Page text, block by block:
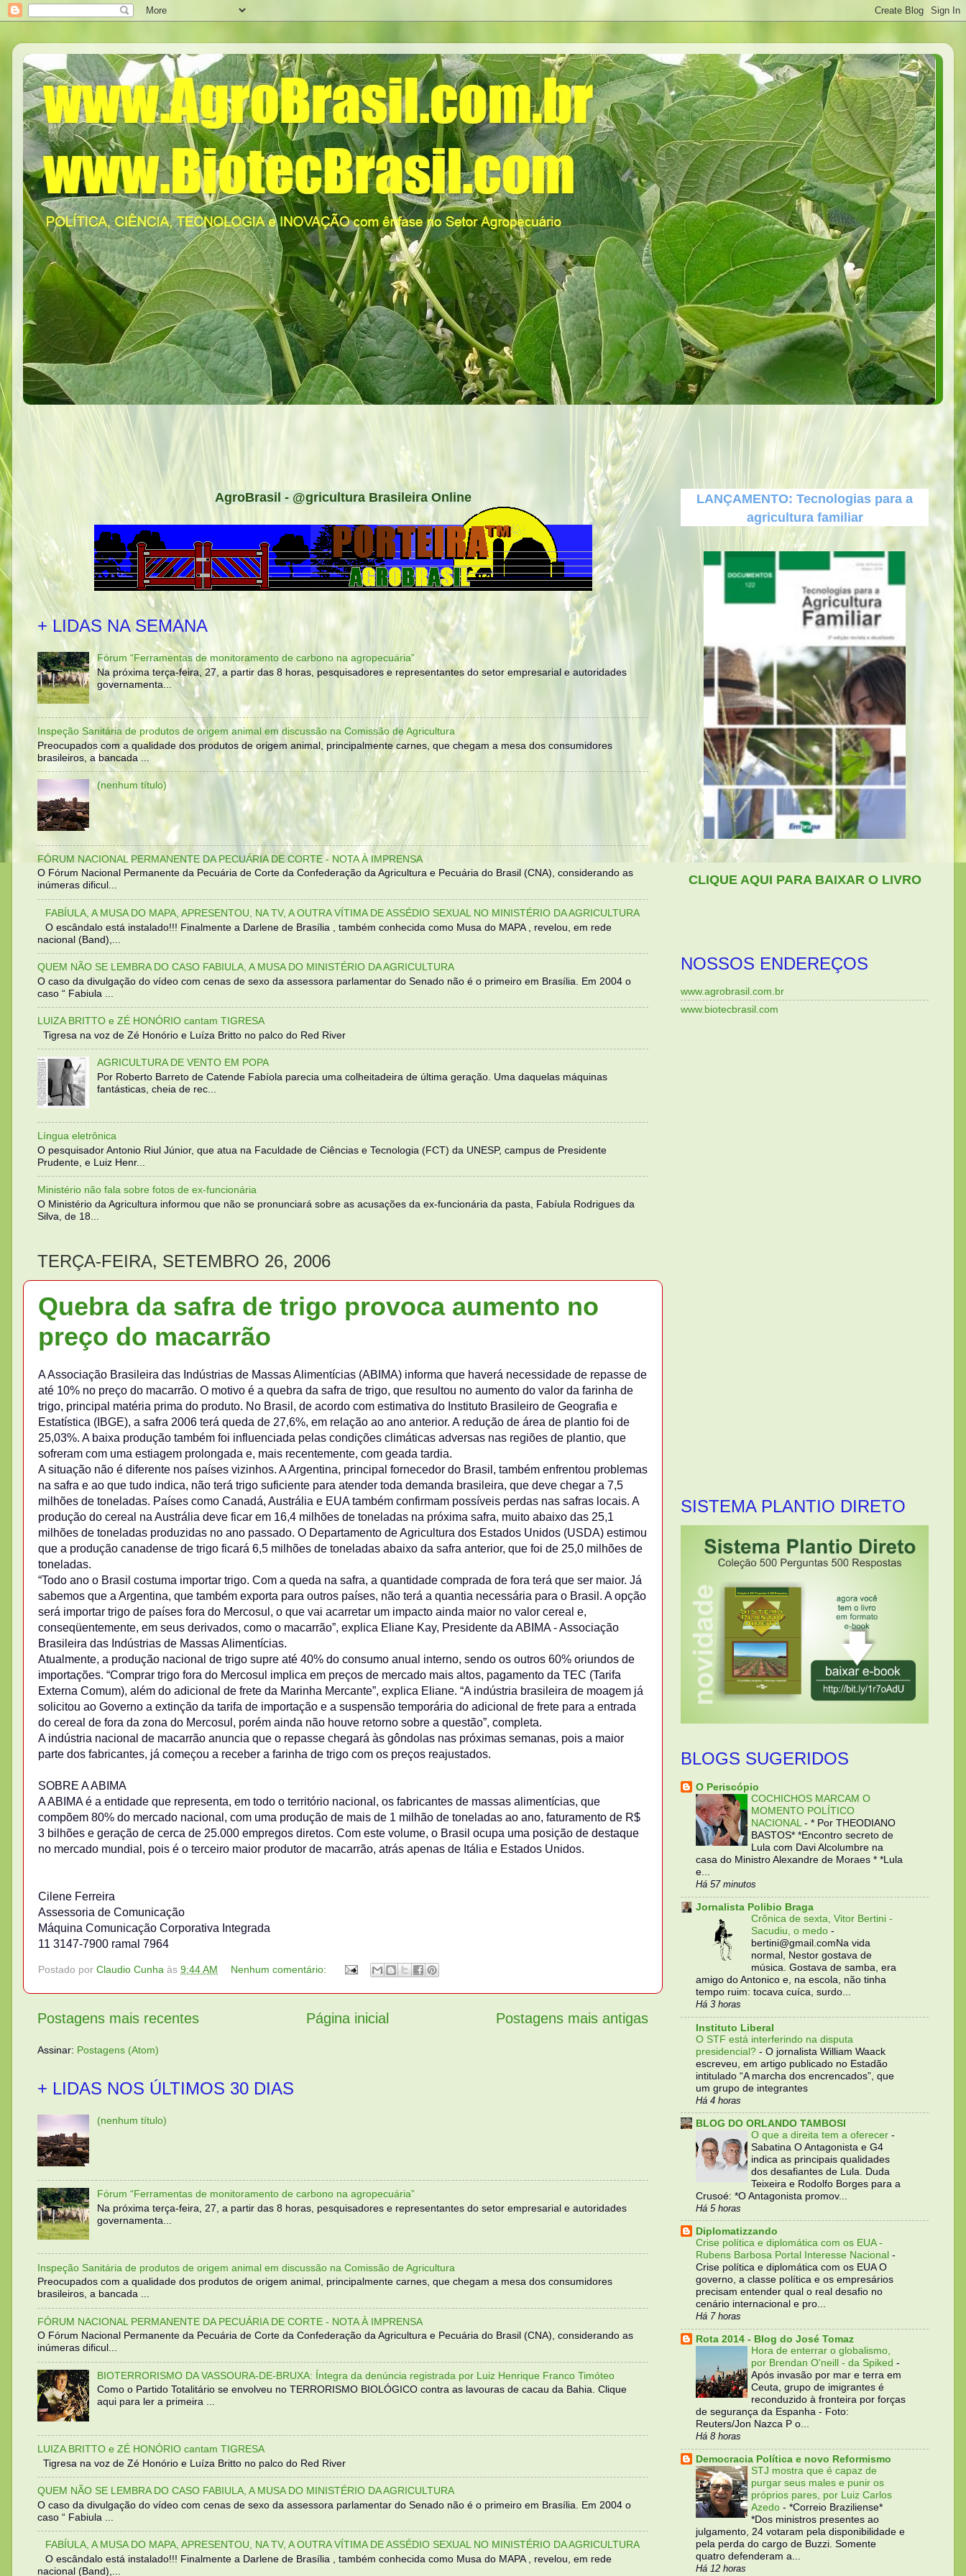
AgroBrasil - @gricultura Brasileira Online
+ LIDAS NA SEMANA
Fórum “Ferramentas de monitoramento de carbono na agropecuária”
Na próxima terça-feira, 27, a partir das 8 horas, pesquisadores e representantes do setor empresarial e autoridades
governamenta...
Inspeção Sanitária de produtos de origem animal em discussão na Comissão de Agricultura
Preocupados com a qualidade dos produtos de origem animal, principalmente carnes, que chegam a mesa dos consumidores
brasileiros, a bancada ...
(nenhum título)
FÓRUM NACIONAL PERMANENTE DA PECUÁRIA DE CORTE - NOTA À IMPRENSA
O Fórum Nacional Permanente da Pecuária de Corte da Confederação da Agricultura e Pecuária do Brasil (CNA), considerando as
inúmeras dificul...
FABÍULA, A MUSA DO MAPA, APRESENTOU, NA TV, A OUTRA VÍTIMA DE ASSÉDIO SEXUAL NO MINISTÉRIO DA AGRICULTURA
O escândalo está instalado!!! Finalmente a Darlene de Brasília , também conhecida como Musa do MAPA , revelou, em rede
nacional (Band),...
QUEM NÃO SE LEMBRA DO CASO FABIULA, A MUSA DO MINISTÉRIO DA AGRICULTURA
O caso da divulgação do vídeo com cenas de sexo da assessora parlamentar do Senado não é o primeiro em Brasília. Em 2004 o
caso “ Fabiula ...
LUIZA BRITTO e ZÉ HONÓRIO cantam TIGRESA
Tigresa na voz de Zé Honório e Luíza Britto no palco do Red River
AGRICULTURA DE VENTO EM POPA
Por Roberto Barreto de Catende Fabíola parecia uma colheitadeira de última geração. Uma daquelas máquinas
fantásticas, cheia de rec...
Língua eletrônica
O pesquisador Antonio Riul Júnior, que atua na Faculdade de Ciências e Tecnologia (FCT) da UNESP, campus de Presidente
Prudente, e Luiz Henr...
Ministério não fala sobre fotos de ex-funcionária
O Ministério da Agricultura informou que não se pronunciará sobre as acusações da ex-funcionária da pasta, Fabíula Rodrigues da
Silva, de 18...
TERÇA-FEIRA, SETEMBRO 26, 2006
Quebra da safra de trigo provoca aumento no
preço do macarrão
A Associação Brasileira das Indústrias de Massas Alimentícias (ABIMA) informa que haverá necessidade de repasse de
até 10% no preço do macarrão. O motivo é a quebra da safra de trigo, que resultou no aumento do valor da farinha de
trigo, principal matéria prima do produto. No Brasil, de acordo com estimativa do Instituto Brasileiro de Geografia e
Estatística (IBGE), a safra 2006 terá queda de 27,6%, em relação ao ano anterior. A redução de área de plantio foi de
25,03%. A baixa produção também foi influenciada pelas condições climáticas adversas nas regiões de plantio, que
sofreram com uma estiagem prolongada e, mais recentemente, com geada tardia.
A situação não é diferente nos países vizinhos. A Argentina, principal fornecedor do Brasil, também enfrentou problemas
na safra e ao que tudo indica, não terá trigo suficiente para atender toda demanda brasileira, que deve chegar a 7,5
milhões de toneladas. Países como Canadá, Austrália e EUA também confirmam possíveis perdas nas safras locais. A
produção do cereal na Austrália deve ficar em 16,4 milhões de toneladas na próxima safra, muito abaixo das 25,1
milhões de toneladas produzidas no ano passado. O Departamento de Agricultura dos Estados Unidos (USDA) estimou
que a produção canadense de trigo ficará 6,5 milhões de toneladas abaixo da safra anterior, que foi de 25,0 milhões de
toneladas.
“Todo ano o Brasil costuma importar trigo. Com a queda na safra, a quantidade comprada de fora terá que ser maior. Já
sabemos que a Argentina, que também exporta para outros países, não terá a quantia necessária para o Brasil. A opção
será importar trigo de países fora do Mercosul, o que vai acarretar um impacto ainda maior no valor cereal e,
conseqüentemente, em seus derivados, como o macarrão”, explica Eliane Kay, Presidente da ABIMA - Associação
Brasileira das Indústrias de Massas Alimentícias.
Atualmente, a produção nacional de trigo supre até 40% do consumo anual interno, sendo os outros 60% oriundos de
importações. “Comprar trigo fora do Mercosul implica em preços de mercado mais altos, pagamento da TEC (Tarifa
Externa Comum), além do adicional de frete da Marinha Mercante”, explica Eliane. “A indústria brasileira de moagem já
solicitou ao Governo a extinção da tarifa de importação e a suspensão temporária do adicional de frete para a entrada
do cereal de fora da zona do Mercosul, porém ainda não houve retorno sobre a questão”, completa.
A indústria nacional de macarrão anuncia que o repasse chegará às gôndolas nas próximas semanas, pois a maior
parte dos fabricantes, já começou a receber a farinha de trigo com os preços reajustados.
SOBRE A ABIMA
A ABIMA é a entidade que representa, em todo o território nacional, os fabricantes de massas alimentícias, que
compõem 80% do mercado nacional, com uma produção de mais de 1 milhão de toneladas ao ano, faturamento de R$
3 bilhões e geração de cerca de 25.000 empregos diretos. Com este volume, o Brasil ocupa uma posição de destaque
no mercado mundial, pois é o terceiro maior produtor de macarrão, atrás apenas de Itália e Estados Unidos.
Cilene Ferreira
Assessoria de Comunicação
Máquina Comunicação Corporativa Integrada
11 3147-7900 ramal 7964
Postado por Claudio Cunha às 9:44 AM Nenhum comentário:
Postagens mais recentes Postagens mais antigas
Página inicial
Assinar: Postagens (Atom)
+ LIDAS NOS ÚLTIMOS 30 DIAS
(nenhum título)
Fórum “Ferramentas de monitoramento de carbono na agropecuária”
Na próxima terça-feira, 27, a partir das 8 horas, pesquisadores e representantes do setor empresarial e autoridades
governamenta...
Inspeção Sanitária de produtos de origem animal em discussão na Comissão de Agricultura
Preocupados com a qualidade dos produtos de origem animal, principalmente carnes, que chegam a mesa dos consumidores
brasileiros, a bancada ...
FÓRUM NACIONAL PERMANENTE DA PECUÁRIA DE CORTE - NOTA À IMPRENSA
O Fórum Nacional Permanente da Pecuária de Corte da Confederação da Agricultura e Pecuária do Brasil (CNA), considerando as
inúmeras dificul...
BIOTERRORISMO DA VASSOURA-DE-BRUXA: Íntegra da denúncia registrada por Luiz Henrique Franco Timóteo
Como o Partido Totalitário se envolveu no TERRORISMO BIOLÓGICO contra as lavouras de cacau da Bahia. Clique
aqui para ler a primeira ...
LUIZA BRITTO e ZÉ HONÓRIO cantam TIGRESA
Tigresa na voz de Zé Honório e Luíza Britto no palco do Red River
QUEM NÃO SE LEMBRA DO CASO FABIULA, A MUSA DO MINISTÉRIO DA AGRICULTURA
O caso da divulgação do vídeo com cenas de sexo da assessora parlamentar do Senado não é o primeiro em Brasília. Em 2004 o
caso “ Fabiula ...
FABÍULA, A MUSA DO MAPA, APRESENTOU, NA TV, A OUTRA VÍTIMA DE ASSÉDIO SEXUAL NO MINISTÉRIO DA AGRICULTURA
O escândalo está instalado!!! Finalmente a Darlene de Brasília , também conhecida como Musa do MAPA , revelou, em rede
nacional (Band),...
LANÇAMENTO: Tecnologias para a
agricultura familiar
CLIQUE AQUI PARA BAIXAR O LIVRO
NOSSOS ENDEREÇOS
www.agrobrasil.com.br
www.biotecbrasil.com
SISTEMA PLANTIO DIRETO
BLOGS SUGERIDOS
O Periscópio
COCHICHOS MARCAM O
MOMENTO POLÍTICO
NACIONAL - * Por THEODIANO
BASTOS* *Encontro secreto de
Lula com Davi Alcolumbre na
casa do Ministro Alexandre de Moraes * *Lula
e...
Há 57 minutos
Jornalista Polibio Braga
Crônica de sexta, Vitor Bertini -
Sacudiu, o medo -
bertini@gmail.comNa vida
normal, Nestor gostava de
música. Gostava de samba, era
amigo do Antonico e, na escola, não tinha
tempo ruim: tocava cuíca, surdo...
Há 3 horas
Instituto Liberal
O STF está interferindo na disputa
presidencial? - O jornalista William Waack
escreveu, em artigo publicado no Estadão
intitulado “A marcha dos encrencados”, que
um grupo de integrantes
Há 4 horas
BLOG DO ORLANDO TAMBOSI
O que a direita tem a oferecer -
Sabatina O Antagonista e G4
indica as principais qualidades
dos desafiantes de Lula. Duda
Teixeira e Rodolfo Borges para a
Crusoé: *O Antagonista promov...
Há 5 horas
Diplomatizzando
Crise política e diplomática com os EUA -
Rubens Barbosa Portal Interesse Nacional -
Crise política e diplomática com os EUA O
governo, a classe política e os empresários
precisam entender qual o real desafio no
cenário internacional e pro...
Há 7 horas
Rota 2014 - Blog do José Tomaz
Hora de enterrar o globalismo,
por Brendan O'neill - da Spiked -
Após invasão por mar e terra em
Ceuta, grupo de imigrantes é
reconduzido à fronteira por forças
de segurança da Espanha - Foto:
Reuters/Jon Nazca P o...
Há 8 horas
Democracia Política e novo Reformismo
STJ mostra que é capaz de
purgar seus males e punir os
próprios pares, por Luiz Carlos
Azedo - *Correio Braziliense*
*Dos ministros presentes ao
julgamento, 24 votaram pela disponibilidade e
pela perda do cargo de Buzzi. Somente
quatro defenderam a...
Há 12 horas